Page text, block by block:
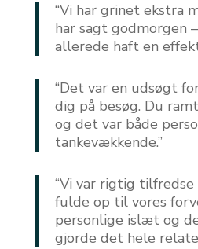
“Vi har grinet ekstra
har sagt godmorgen
allerede haft en
“Det var en udsøgt
dig på besøg. Du
og det var både
tankevækkende.”
“Vi var rigtig
fulde op til vores
personlige islæt og
gjorde det hele